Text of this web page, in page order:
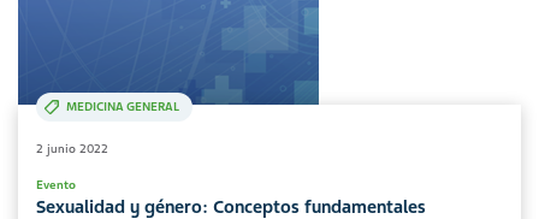
MEDICINA GENERAL
2 junio 2022
Evento
Sexualidad y género: Conceptos fundamentales